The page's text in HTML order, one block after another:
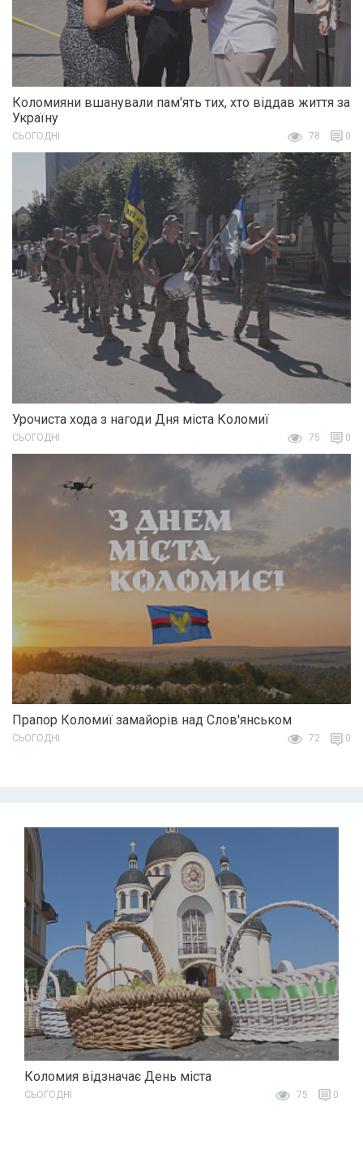
Коломияни вшанували пам'ять тих, хто віддав життя за
Україну
СЬОГОДНІ 78 0
Урочиста хода з нагоди Дня міста Коломиї
СЬОГОДНІ 75 0
Прапор Коломиї замайорів над Слов'янськом
СЬОГОДНІ 72 0
Коломия відзначає День міста
СЬОГОДНІ 75 0